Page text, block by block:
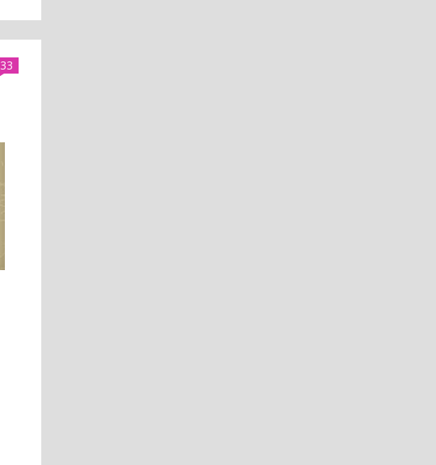
33